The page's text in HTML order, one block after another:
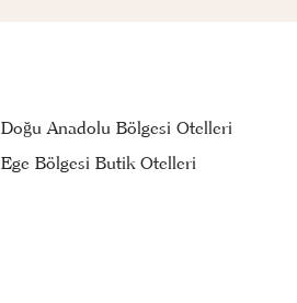
Doğu Anadolu Bölgesi Otelleri
Ege Bölgesi Butik Otelleri